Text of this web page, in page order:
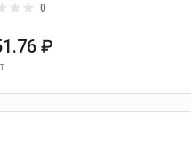
0
₽
В КОРЗИНУ